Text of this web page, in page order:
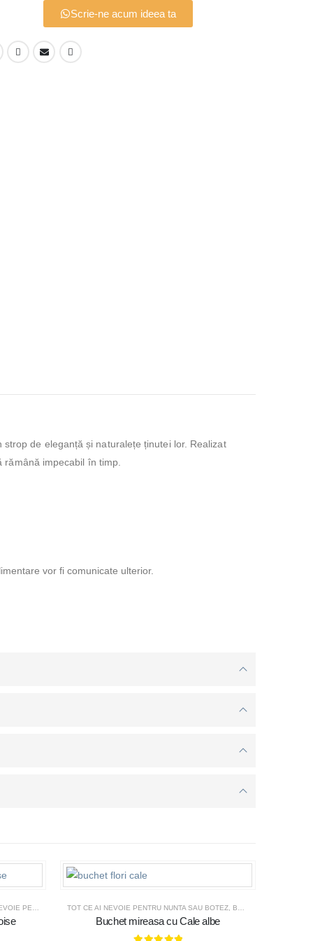
Scrie-ne acum ideea ta
de eleganță și naturalețe ținutei lor. Realizat
impecabil în timp.
vor fi comunicate ulterior.
SAU BOTEZ TOT CE AI NEVOIE PENTRU NUNTA SAU BOTEZ, BUCHETE MIREASA
Buchet mireasa cu Cale albe